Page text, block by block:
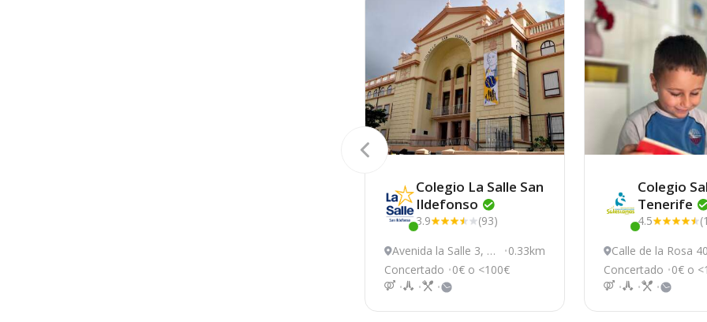
Colegio La Salle San
Ildefonso
3.9
(93)
Avenida la Salle 3, Sa
nta Cruz de Tenerife
0.33km
Concertado
0€ o <100€
Colegio
Tenerife
4.5
Calle de la Rosa
Santa Cruz de
fe
Concertado
0€ o